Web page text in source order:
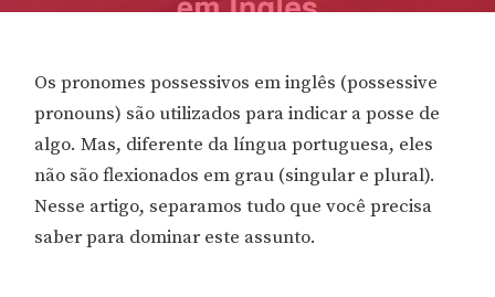
Os pronomes possessivos em inglês (possessive
pronouns) são utilizados para indicar a posse de
algo. Mas, diferente da língua portuguesa, eles
não são flexionados em grau (singular e plural).
Nesse artigo, separamos tudo que você precisa
saber para dominar este assunto.